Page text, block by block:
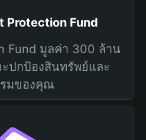
Protection Fund
Fund มูลค่า 300 ล้าน
ปกป้องสินทรัพย์และ
มของคุณ